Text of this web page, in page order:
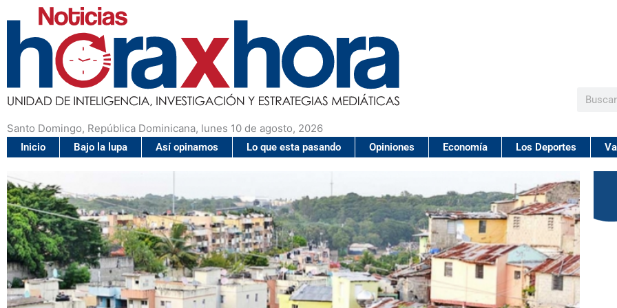
Santo Domingo, República Dominicana, lunes 10 de agosto, 2026
Buscar
Inicio Bajo la lupa Así opinamos Lo que esta pasando Opiniones Economía Los Deportes